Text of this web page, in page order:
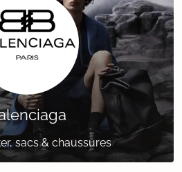
sacs & chaussures